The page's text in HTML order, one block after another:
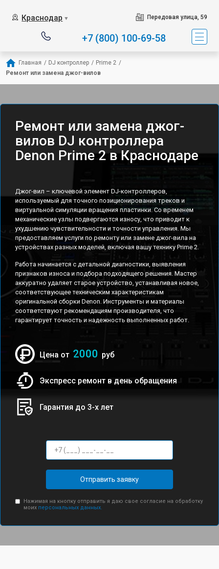
Краснодар ▼ Передовая улица, 59
+7 (800) 100-69-58
Главная / DJ контроллер / Prime 2 /
Ремонт или замена джог-вилов
Ремонт или замена джог-
вилов DJ контроллера
Denon Prime 2 в Краснодаре
Джог-вил – ключевой элемент DJ-контроллеров,
используемый для точного позиционирования треков и
виртуальной симуляции вращения пластинки. Со временем
механические узлы подвергаются износу, что приводит к
ухудшению чувствительности и точности управления. Мы
предоставляем услуги по ремонту или замене джог-вила на
устройствах разных моделей, включая вашу технику Prime 2.
Работа начинается с детальной диагностики, выявления
признаков износа и подбора подходящего решения. Мастер
аккуратно удаляет старое устройство, устанавливая новое,
соответствующее техническим характеристикам
оригинальной сборки Denon. Инструменты и материалы
соответствуют рекомендациям производителя, что
гарантирует точность и надежность выполненных работ.
Цена от 2000 руб
Экспресс ремонт в день обращения
Гарантия до 3-х лет
Отправить заявку
Нажимая на кнопку отправить я даю свое согласие на обработку
моих персональных данных.